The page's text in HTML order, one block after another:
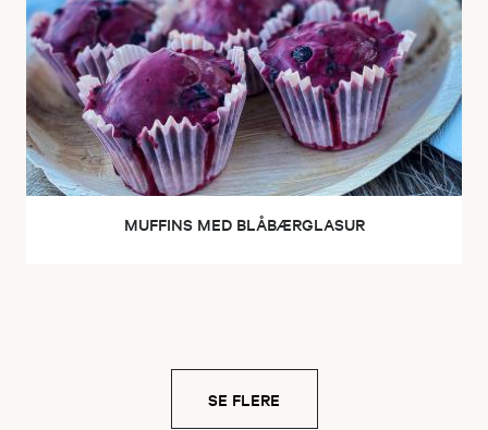
MUFFINS MED BLÅBÆRGLASUR
SE FLERE